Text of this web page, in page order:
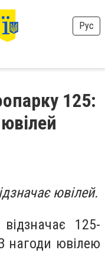
Рус
125:
ювілей.
відзначає 125-
нагоди ювілею